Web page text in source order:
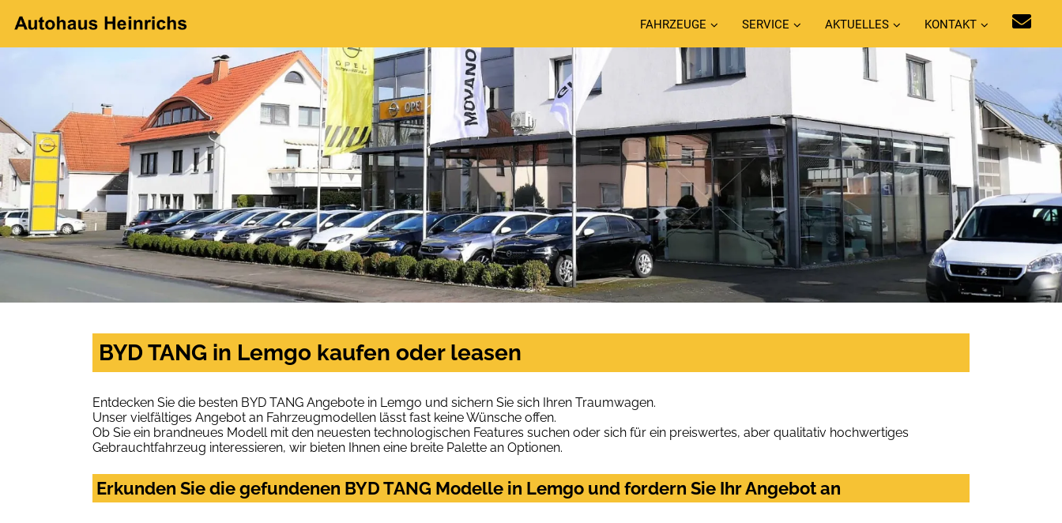
FAHRZEUGE SERVICE AKTUELLES KONTAKT
BYD TANG in Lemgo kaufen oder leasen
Entdecken Sie die besten BYD TANG Angebote in Lemgo und sichern Sie sich Ihren Traumwagen.
Unser vielfältiges Angebot an Fahrzeugmodellen lässt fast keine Wünsche offen.
Ob Sie ein brandneues Modell mit den neuesten technologischen Features suchen oder sich für ein preiswertes, aber qualitativ hochwertiges
Gebrauchtfahrzeug interessieren, wir bieten Ihnen eine breite Palette an Optionen.
Erkunden Sie die gefundenen BYD TANG Modelle in Lemgo und fordern Sie Ihr Angebot an